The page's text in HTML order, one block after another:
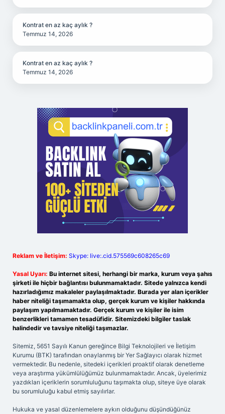
Kontrat en az kaç aylık ?
Temmuz 14, 2026
Kontrat en az kaç aylık ?
Temmuz 14, 2026
Reklam ve İletişim: Skype: live:.cid.575569c608265c69
Yasal Uyarı: Bu internet sitesi, herhangi bir marka, kurum veya şahıs
şirketi ile hiçbir bağlantısı bulunmamaktadır. Sitede yalnızca kendi
hazırladığımız makaleler paylaşılmaktadır. Burada yer alan içerikler
haber niteliği taşımamakta olup, gerçek kurum ve kişiler hakkında
paylaşım yapılmamaktadır. Gerçek kurum ve kişiler ile isim
benzerlikleri tamamen tesadüfidir. Sitemizdeki bilgiler taslak
halindedir ve tavsiye niteliği taşımazlar.
Sitemiz, 5651 Sayılı Kanun gereğince Bilgi Teknolojileri ve İletişim
Kurumu (BTK) tarafından onaylanmış bir Yer Sağlayıcı olarak hizmet
vermektedir. Bu nedenle, sitedeki içerikleri proaktif olarak denetleme
veya araştırma yükümlülüğümüz bulunmamaktadır. Ancak, üyelerimiz
yazdıkları içeriklerin sorumluluğunu taşımakta olup, siteye üye olarak
bu sorumluluğu kabul etmiş sayılırlar.
Hukuka ve yasal düzenlemelere aykırı olduğunu düşündüğünüz